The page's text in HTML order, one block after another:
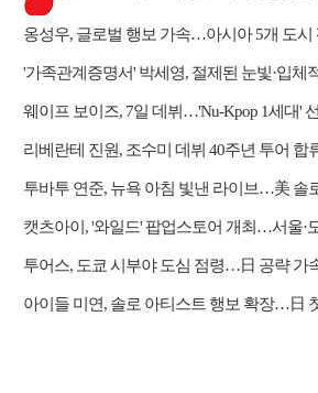
웨이프 보이즈, 7일 데뷔…'Nu-Kpop 1세대'
투어스, 도쿄 시부야 도심 점령…日 공략 가